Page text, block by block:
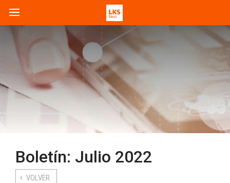
Boletín: Julio 2022
VOLVER